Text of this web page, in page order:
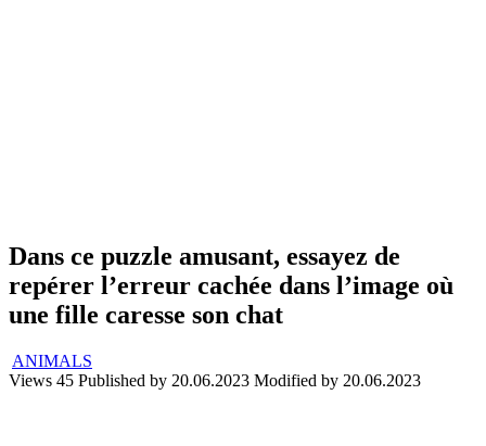
Dans ce puzzle amusant, essayez de
repérer l’erreur cachée dans l’image où
une fille caresse son chat
ANIMALS
Views 45 Published by 20.06.2023 Modified by 20.06.2023